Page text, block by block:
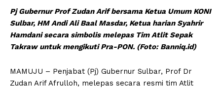
Pj Gubernur Prof Zudan Arif bersama Ketua Umum KONI
Sulbar, HM Andi Ali Baal Masdar, Ketua harian Syahrir
Hamdani secara simbolis melepas Tim Atlit Sepak
Takraw untuk mengikuti Pra-PON. (Foto: Banniq.id)
MAMUJU – Penjabat (Pj) Gubernur Sulbar, Prof Dr
Zudan Arif Afrulloh, melepas secara resmi tim Atlit